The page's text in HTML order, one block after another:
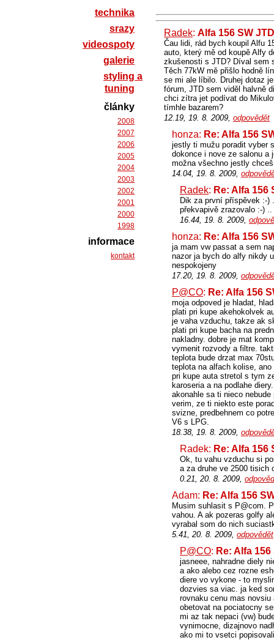
Radek: Alfa 156 SW JTD
Čau lidi, rád bych koupil Alfu
auto, který mě od koupě Alfy
zkušenosti s JTD? Díval sem
Těch 77kW mě přišlo hodně
se mi ale líbilo. Druhej dotaz
fórum, JTD sem viděl halvně
chci zítra jet podívat do
tímhle bazarem?
12.19, 19. 8. 2009, odpovědět
honza: Re: Alfa 156
jestly ti mužu poradit vyber
dokonce i nove ze salonu a
možna všechno jestly
14.04, 19. 8. 2009,
Radek: Re: Alfa 156
Dik za první příspěvek :-)
překvapivě zrazovalo :-) ..
16.44, 19. 8. 2009,
honza: Re: Alfa 156
ja mam vw passat a sem
nazor ja bych do alfy nikdy
nespokojeny
17.20, 19. 8. 2009,
P@CO: Re: Alfa 156
moja odpoved je hladat,
plati pri kupe akehokolvek
je vaha vzduchu, takze ak
plati pri kupe bacha na
nakladny. dobre je mat
vymenit rozvody a filtre.
teplota bude drzat max
teplota na alfach kolise,
pri kupe auta stretol s tym
karoseria a na podlahe
akonahle sa ti nieco
verim, ze ti niekto este
svizne, predbehnem co
V6 s LPG.
18.38, 19. 8. 2009,
Radek: Re: Alfa 156
Ok, tu vahu vzduchu si
a za druhe ve 2500 tisich
0.21, 20. 8. 2009,
Adam: Re: Alfa 156
Musim suhlasit s P@com.
vahou. A ak pozeras golfy
vyrabal som do nich
5.41, 20. 8. 2009, odpovědět
P@CO: Re: Alfa
jasneee, nahradne diely
a ako alebo cez rozne
diere vo vykone - to
dozvies sa viac. ja ked
rovnaku cenu mas
obetovat na pociatocny
mi az tak nepaci (vw)
vynimocne, dizajnovo
ako mi to vsetci
technika
srazy
videospoty
galerie
styling a
tuning
články
2008
2007
2006
2005
2004
2003
2002
2001
2000
1998
informace
kontakt